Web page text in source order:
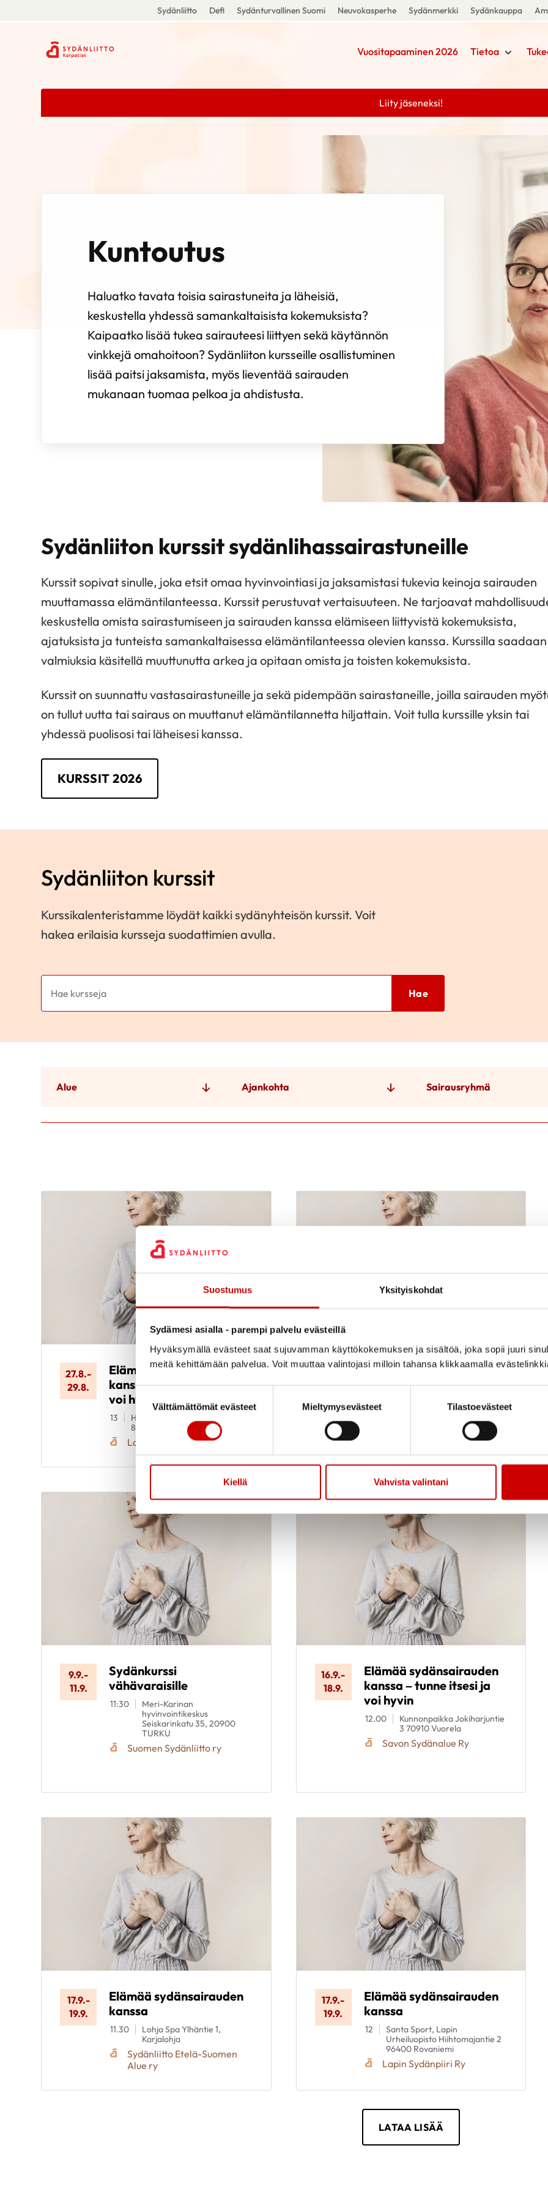
Suostumus Yksityiskohdat
Sydämesi asialla - parempi palvelu evästeillä
Hyväksymällä evästeet saat sujuvamman käyttökokemuksen ja sisältöä, joka sopii juuri
meitä kehittämään palvelua. Voit muuttaa valintojasi milloin tahansa klikkaamalla
Välttämättömät evästeet
Mieltymysevästeet Tilastoevästeet
Kiellä Vahvista valintani
Sydänliitto Defi Sydänturvallinen Suomi Neuvokasperhe Sydänmerkki Sydänkauppa
Vuositapaaminen 2026 Tietoa
Liity jäseneksi!
Kuntoutus
Haluatko tavata toisia sairastuneita ja läheisiä,
keskustella yhdessä samankaltaisista kokemuksista?
Kaipaatko lisää tukea sairauteesi liittyen sekä käytännön
vinkkejä omahoitoon? Sydänliiton kursseille osallistuminen
lisää paitsi jaksamista, myös lieventää sairauden
mukanaan tuomaa pelkoa ja ahdistusta.
Sydänliiton kurssit sydänlihassairastuneille
Kurssit sopivat sinulle, joka etsit omaa hyvinvointiasi ja jaksamistasi tukevia keinoja sairauden
muuttamassa elämäntilanteessa. Kurssit perustuvat vertaisuuteen. Ne tarjoavat
keskustella omista sairastumiseen ja sairauden kanssa elämiseen liittyvistä kokemuksista,
ajatuksista ja tunteista samankaltaisessa elämäntilanteessa olevien kanssa. Kurssilla saadaan
valmiuksia käsitellä muuttunutta arkea ja opitaan omista ja toisten kokemuksista.
Kurssit on suunnattu vastasairastuneille ja sekä pidempään sairastaneille, joilla sairauden
on tullut uutta tai sairaus on muuttanut elämäntilannetta hiljattain. Voit tulla kurssille yksin tai
yhdessä puolisosi tai läheisesi kanssa.
KURSSIT 2026
Sydänliiton kurssit
Kurssikalenteristamme löydät kaikki sydänyhteisön kurssit. Voit
hakea erilaisia kursseja suodattimien avulla.
Hae
Alue Ajankohta Sairausryhmä
27.8.-
29.8.
Elämää sydänsairauden
kanssa - tunne itsesi ja
voi hyvin
13
Hotelli Kajanus, Koskikatu 2
87200 Kajaani
Lapin Sydänpiiri Ry
10.9.
Elämää sydänsairauden
kanssa
12.00 Ikaalisten kylpylä, Ikaalinen
9.9.-
11.9.
Sydänkurssi
vähävaraisille
11:30
Meri-Karinan
hyvinvointikeskus
Seiskarinkatu 35, 20900
TURKU
Suomen Sydänliitto ry
16.9.-
18.9.
Elämää sydänsairauden
kanssa – tunne itsesi ja
voi hyvin
12.00
Kunnonpaikka Jokiharjuntie
3 70910 Vuorela
Savon Sydänalue Ry
17.9.-
19.9.
Elämää sydänsairauden
kanssa
11.30
Lohja Spa Ylhäntie 1,
Karjalohja
Sydänliitto Etelä-Suomen
Alue ry
17.9.-
19.9.
Elämää sydänsairauden
kanssa
12
Santa Sport, Lapin
Urheiluopisto Hiihtomajantie 2
96400 Rovaniemi
Lapin Sydänpiiri Ry
LATAA LISÄÄ